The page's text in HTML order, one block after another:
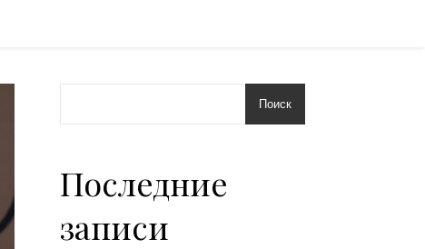
Поиск
Последние
записи